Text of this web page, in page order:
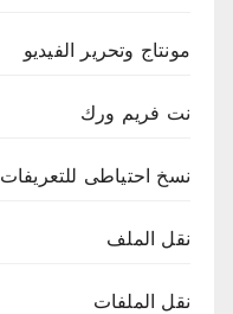
مونتاج وتحرير الفيديو
نت فريم ورك
نسخ احتياطى للتعريفات
نقل الملف
نقل الملفات